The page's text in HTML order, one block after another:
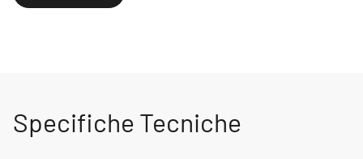
Specifiche Tecniche